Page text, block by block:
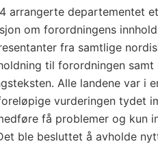
arrangerte departementet
om forordningens
fra samtlige
til forordningen samt
Alle landene var i
vurderingen tydet
få problemer og kun
ble besluttet å avholde